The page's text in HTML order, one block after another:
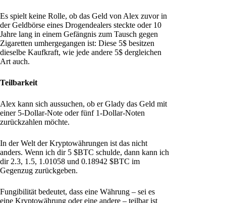
Es spielt keine Rolle, ob das Geld von Alex zuvor in
der Geldbörse eines Drogendealers steckte oder 10
Jahre lang in einem Gefängnis zum Tausch gegen
Zigaretten umhergegangen ist: Diese 5$ besitzen
dieselbe Kaufkraft, wie jede andere 5$ dergleichen
Art auch.
Teilbarkeit
Alex kann sich aussuchen, ob er Glady das Geld mit
einer 5-Dollar-Note oder fünf 1-Dollar-Noten
zurückzahlen möchte.
In der Welt der Kryptowährungen ist das nicht
anders. Wenn ich dir 5 $BTC schulde, dann kann ich
dir 2.3, 1.5, 1.01058 und 0.18942 $BTC im
Gegenzug zurückgeben.
Fungibilität bedeutet, dass eine Währung – sei es
eine Kryptowährung oder eine andere – teilbar ist